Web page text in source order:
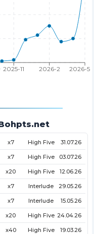
2025-11 2026-2 2026-5
x7 High Five 31.07.26
x7 High Five 03.07.26
x20 High Five 12.06.26
x7 Interlude 29.05.26
x7 Interlude 15.05.26
x20 High Five 24.04.26
x40 High Five 19.03.26